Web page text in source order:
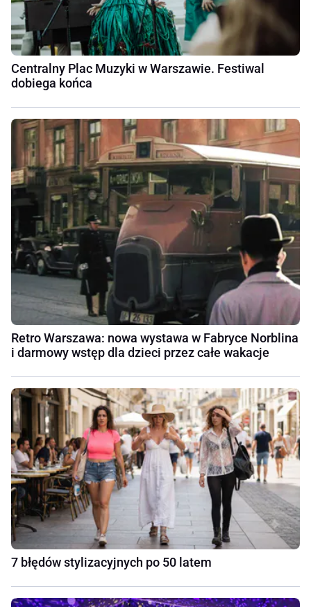
Centralny Plac Muzyki w Warszawie. Festiwal
dobiega końca
Retro Warszawa: nowa wystawa w Fabryce Norblina
i darmowy wstęp dla dzieci przez całe wakacje
7 błędów stylizacyjnych po 50 latem